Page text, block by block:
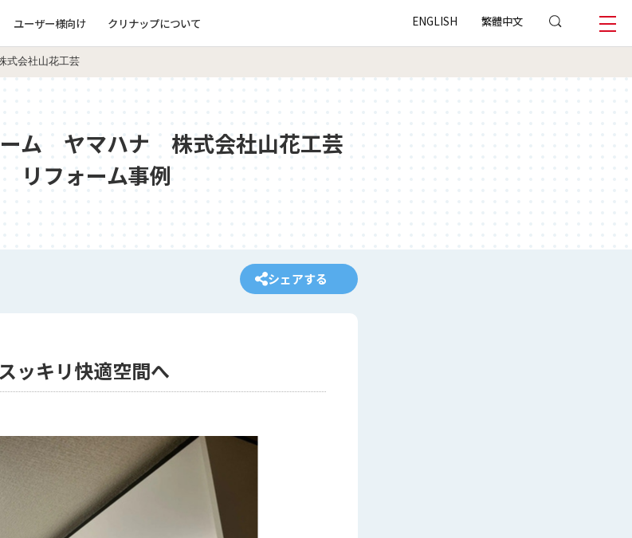
ユーザー様向け クリナップについて ENGLISH 繁體中文
会社山花工芸
ーム ヤマハナ 株式会社山花工芸
リフォーム事例
シェアする
ッキリ快適空間へ